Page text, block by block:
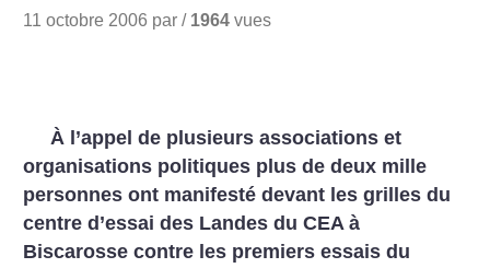
11 octobre 2006 par / 1964 vues
À l’appel de plusieurs associations et
organisations politiques plus de deux mille
personnes ont manifesté devant les grilles du
centre d’essai des Landes du CEA à
Biscarosse contre les premiers essais du